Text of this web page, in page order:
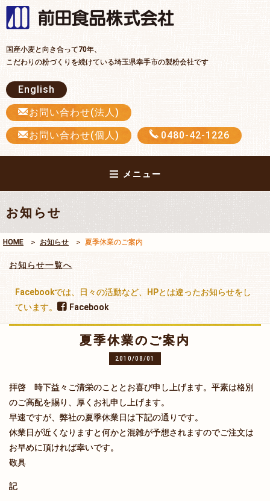
国産小麦と向き合って70年、
こだわりの粉づくりを続けている埼玉県幸手市の製粉会社です
English
お問い合わせ(法人)
お問い合わせ(個人)
0480-42-1226
メニュー
お知らせ
HOME お知らせ 夏季休業のご案内
お知らせ一覧へ
Facebookでは、日々の活動など、HPとは違ったお知らせをし
ています。
Facebook
夏季休業のご案内
2010/08/01
拝啓 時下益々ご清栄のこととお喜び申し上げます。平素は格別
のご高配を賜り、厚くお礼申し上げます。
早速ですが、弊社の夏季休業日は下記の通りです。
休業日が近くなりますと何かと混雑が予想されますのでご注文は
お早めに頂ければ幸いです。
敬具
記